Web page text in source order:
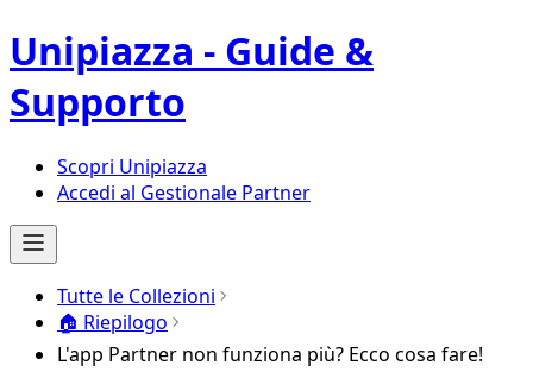
Unipiazza - Guide &
Supporto
Scopri Unipiazza
Accedi al Gestionale Partner
Tutte le Collezioni
🏠 Riepilogo
L'app Partner non funziona più? Ecco cosa fare!